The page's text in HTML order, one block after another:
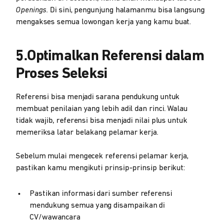
Openings. Di sini, pengunjung halamanmu bisa langsung
mengakses semua lowongan kerja yang kamu buat.
5.Optimalkan Referensi dalam
Proses Seleksi
Referensi bisa menjadi sarana pendukung untuk
membuat penilaian yang lebih adil dan rinci. Walau
tidak wajib, referensi bisa menjadi nilai plus untuk
memeriksa latar belakang pelamar kerja.
Sebelum mulai mengecek referensi pelamar kerja,
pastikan kamu mengikuti prinsip-prinsip berikut:
Pastikan informasi dari sumber referensi
mendukung semua yang disampaikan di
CV/wawancara